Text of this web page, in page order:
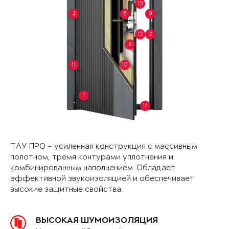
1
2
3 6
8
9
10
11
12
13
14
ТАУ ПРО – усиленная конструкция с массивным
полотном, тремя контурами уплотнения и
комбинированным наполнением. Обладает
эффективной звукоизоляцией и обеспечивает
высокие защитные свойства.
ВЫСОКАЯ ШУМОИЗОЛЯЦИЯ